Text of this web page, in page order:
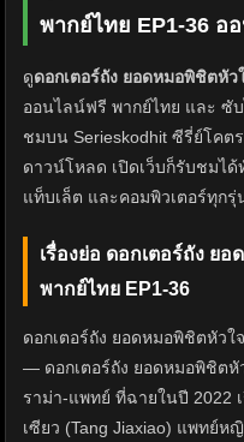
พากย์ไทย EP1-36 อ
ดูดอกเตอร์ถัง ยอดหมอพิชิตหัว
ออนไลน์ฟรี พากย์ไทย และ ซั
ชมบน Serieskodhit ซีรี่ย์โคต
ดาวน์โหลด เปิดเว็บก็รับชมไ
แท็บเล็ต และคอมพิวเตอร์ทุก
เรื่องย่อ ดอกเตอร์ถัง ย
พากย์ไทย EP1-36
ดอกเตอร์ถัง ยอดหมอพิชิตหัวใ
— ดอกเตอร์ถัง ยอดหมอพิชิตหั
ราม่า-แพทย์ ที่ฉายในปี 2022
เซียว (Tang Jiaxiao) แพทย์ห